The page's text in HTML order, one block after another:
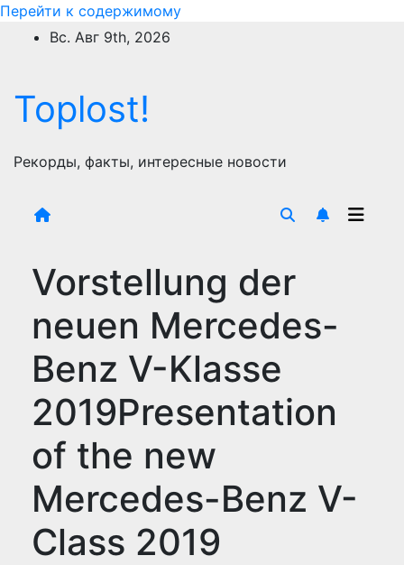
Перейти к содержимому
Вс. Авг 9th, 2026
Toplost!
Рекорды, факты, интересные новости
Vorstellung der
neuen Mercedes-
Benz V-Klasse
2019Presentation
of the new
Mercedes-Benz V-
Class 2019